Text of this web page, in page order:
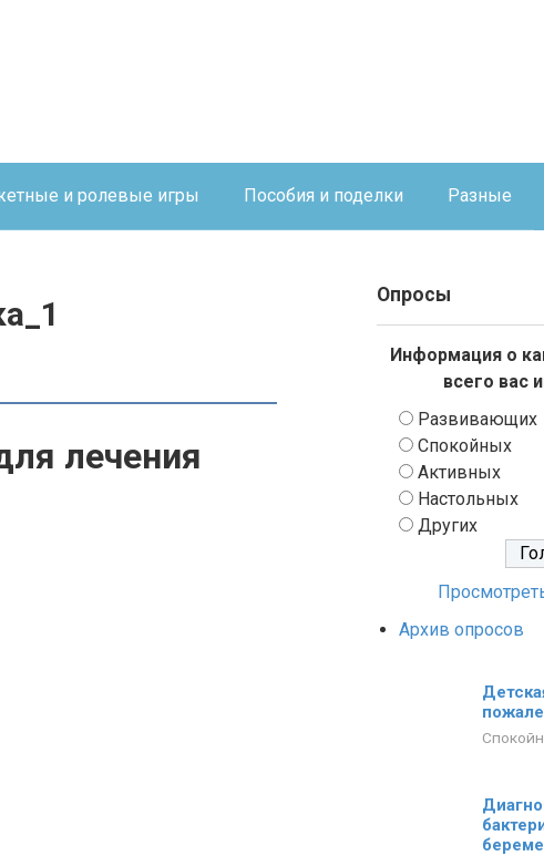
и ролевые игры Пособия и поделки Разные
лечения
Опросы
Информация о
всего вас
Развивающих
Спокойных
Активных
Настольных
Других
Архив опросов